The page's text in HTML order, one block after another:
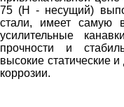
75 (Н - несущий)
стали, имеет самую
усилительные
прочности и
высокие статические
коррозии.